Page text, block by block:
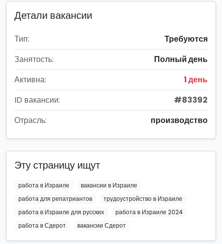
Детали вакансии
Тип:
Требуются
Занятость:
Полный день
Активна:
1 день
ID вакансии:
#83392
Отрасль:
производство
Эту страницу ищут
работа в Израиле
вакансии в Израиле
работа для репатриантов
трудоустройство в Израиле
работа в Израиле для русских
работа в Израиле 2024
работа в Сдерот
вакансии Сдерот